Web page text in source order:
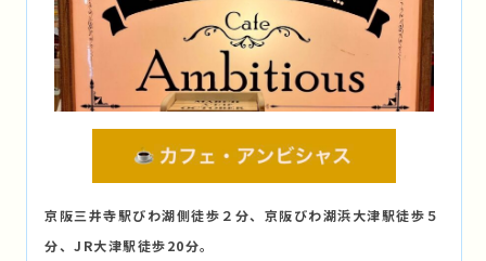
京阪三井寺駅びわ湖側徒歩２分、京阪びわ湖浜大津駅徒歩５
分、JR大津駅徒歩20分。